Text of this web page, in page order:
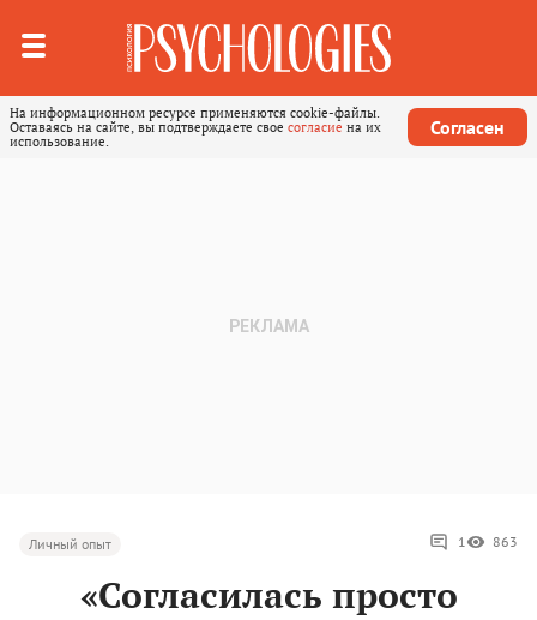
На информационном ресурсе применяются cookie-файлы.
Оставаясь на сайте, вы подтверждаете свое согласие на их
использование.
Согласен
Личный опыт 1 863
«Согласилась просто